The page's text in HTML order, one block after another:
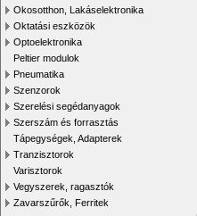
Okosotthon, Lakáselektronika
Oktatási eszközök
Optoelektronika
Peltier modulok
Pneumatika
Szenzorok
Szerelési segédanyagok
Szerszám és forrasztás
Tápegységek, Adapterek
Tranzisztorok
Varisztorok
Vegyszerek, ragasztók
Zavarszűrők, Ferritek